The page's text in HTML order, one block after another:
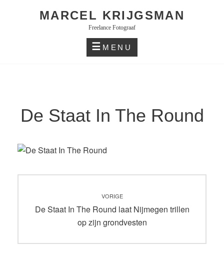
MARCEL KRIJGSMAN
Freelance Fotograaf
MENU
De Staat In The Round
navigatie
VORIGE
Vorig
De Staat In The Round laat Nijmegen trillen
op zijn grondvesten